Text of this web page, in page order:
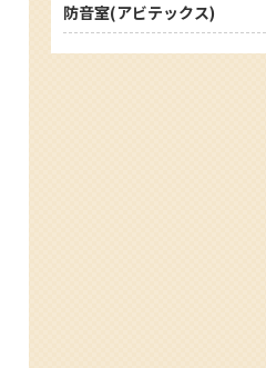
防音室(アビテックス)